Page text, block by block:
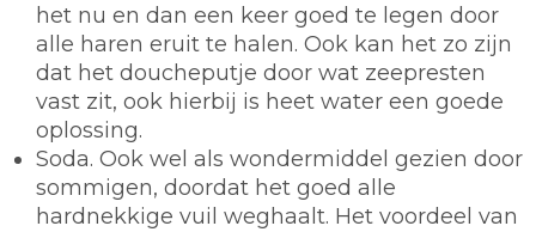
het nu en dan een keer goed te legen door
alle haren eruit te halen. Ook kan het zo zijn
dat het doucheputje door wat zeepresten
vast zit, ook hierbij is heet water een goede
oplossing.
Soda. Ook wel als wondermiddel gezien door
sommigen, doordat het goed alle
hardnekkige vuil weghaalt. Het voordeel van